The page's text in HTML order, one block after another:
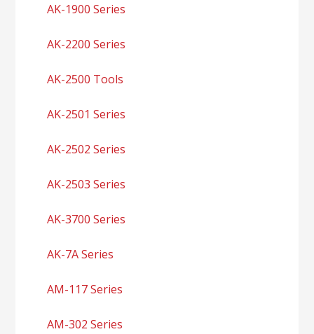
AK-1900 Series
AK-2200 Series
AK-2500 Tools
AK-2501 Series
AK-2502 Series
AK-2503 Series
AK-3700 Series
AK-7A Series
AM-117 Series
AM-302 Series